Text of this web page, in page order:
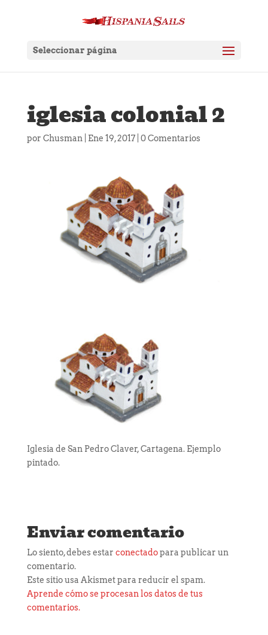
Seleccionar página
iglesia colonial 2
por Chusman Ene 19, 2017| 0 Comentarios
Iglesia de San Pedro Claver, Cartagena. Ejemplo
pintado.
Enviar comentario
Lo siento, debes estar conectadopara publicar un
comentario.
Este sitio usa Akismet para reducir el spam.
Aprende cómo se procesan los datos de tus
comentarios.